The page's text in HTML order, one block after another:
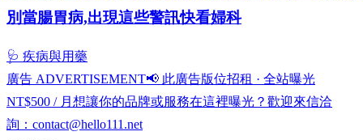
別當腸胃病,出現這些警訊快看婦科
🩺 疾病與用藥
廣告 ADVERTISEMENT📢 此廣告版位招租 · 全站曝光
NT$500 / 月 想讓你的品牌或服務在這裡曝光？歡迎來信洽
詢： contact@hello111.net